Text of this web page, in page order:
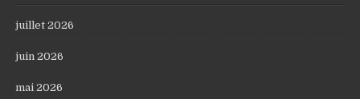
juillet 2026
juin 2026
mai 2026